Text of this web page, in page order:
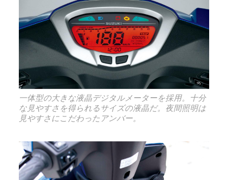
一体型の大きな液晶デジタルメーターを採用。十分
な見やすさを得られるサイズの液晶だ。夜間照明は
見やすさにこだわったアンバー。